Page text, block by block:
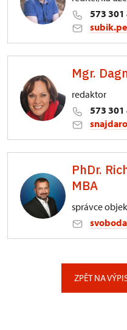
573 301
Sněmovní
Mgr.
redaktor
573 301
Sněmovní
PhDr.
MBA
správce
ZPĚT NA